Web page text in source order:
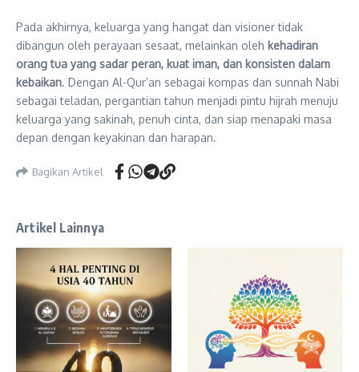
Pada akhirnya, keluarga yang hangat dan visioner tidak
dibangun oleh perayaan sesaat, melainkan oleh kehadiran
orang tua yang sadar peran, kuat iman, dan konsisten dalam
kebaikan. Dengan Al-Qur’an sebagai kompas dan sunnah Nabi
sebagai teladan, pergantian tahun menjadi pintu hijrah menuju
keluarga yang sakinah, penuh cinta, dan siap menapaki masa
depan dengan keyakinan dan harapan.
Bagikan Artikel
Artikel Lainnya